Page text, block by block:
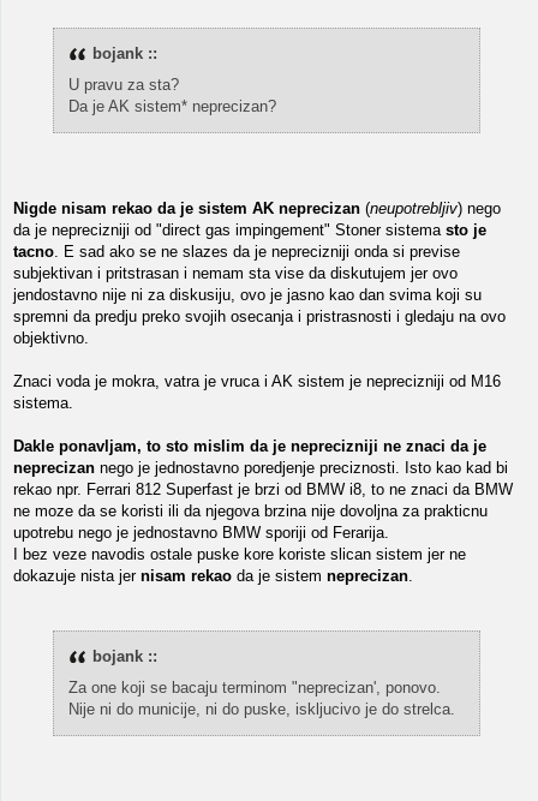
bojank ::
U pravu za sta?
Da je AK sistem* neprecizan?
Nigde nisam rekao da je sistem AK neprecizan (neupotrebljiv) nego
da je neprecizniji od "direct gas impingement" Stoner sistemasto je
tacno. E sad ako se ne slazes da je neprecizniji onda si previse
subjektivan i pritstrasan i nemam sta vise da diskutujem jer ovo
jendostavno nije ni za diskusiju, ovo je jasno kao dan svima koji su
spremni da predju preko svojih osecanja i pristrasnosti i gledaju na ovo
objektivno.
Znaci voda je mokra, vatra je vruca i AK sistem je neprecizniji od M16
sistema.
Dakle ponavljam, to sto mislim da je neprecizniji ne znaci da je
neprecizan nego je jednostavno poredjenje preciznosti. Isto kao kad bi
rekao npr. Ferrari 812 Superfast je brzi od BMW i8, to ne znaci da BMW
ne moze da se koristi ili da njegova brzina nije dovoljna za prakticnu
upotrebu nego je jednostavno BMW sporiji od Ferarija.
I bez veze navodis ostale puske kore koriste slican sistem jer ne
dokazuje nista jer nisam rekao da je sistem neprecizan.
bojank ::
Za one koji se bacaju terminom "neprecizan', ponovo.
Nije ni do municije, ni do puske, iskljucivo je do strelca.